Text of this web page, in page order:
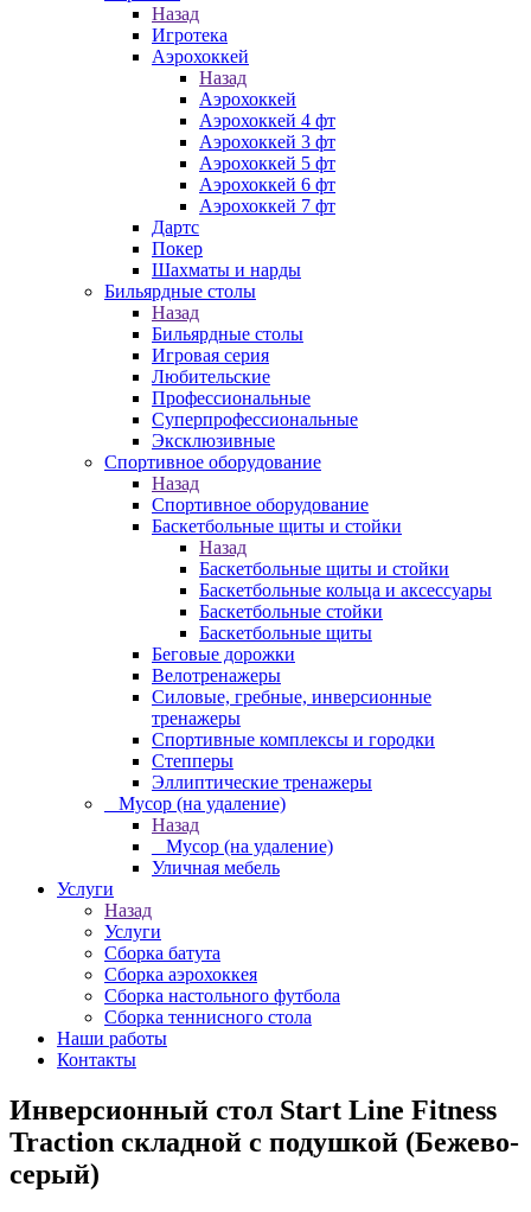
Назад
Игротека
Аэрохоккей
Назад
Аэрохоккей
Аэрохоккей 4 фт
Аэрохоккей 3 фт
Аэрохоккей 5 фт
Аэрохоккей 6 фт
Аэрохоккей 7 фт
Дартс
Покер
Шахматы и нарды
Бильярдные столы
Назад
Бильярдные столы
Игровая серия
Любительские
Профессиональные
Суперпрофессиональные
Эксклюзивные
Спортивное оборудование
Назад
Спортивное оборудование
Баскетбольные щиты и стойки
Назад
Баскетбольные щиты и стойки
Баскетбольные кольца и аксессуары
Баскетбольные стойки
Баскетбольные щиты
Беговые дорожки
Велотренажеры
Силовые, гребные, инверсионные
тренажеры
Спортивные комплексы и городки
Степперы
Эллиптические тренажеры
_ Мусор (на удаление)
Назад
_ Мусор (на удаление)
Уличная мебель
Услуги
Назад
Услуги
Сборка батута
Сборка аэрохоккея
Сборка настольного футбола
Сборка теннисного стола
Наши работы
Контакты
Инверсионный стол Start Line Fitness
Traction складной с подушкой (Бежево-
серый)